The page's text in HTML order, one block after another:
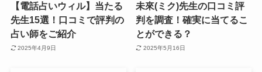
【電話占いウィル】当たる
先生15選！口コミで評判の
占い師をご紹介
2025年4月9日
未來(ミク)先生の口コミ評
判を調査！確実に当てるこ
とができる？
2025年5月16日